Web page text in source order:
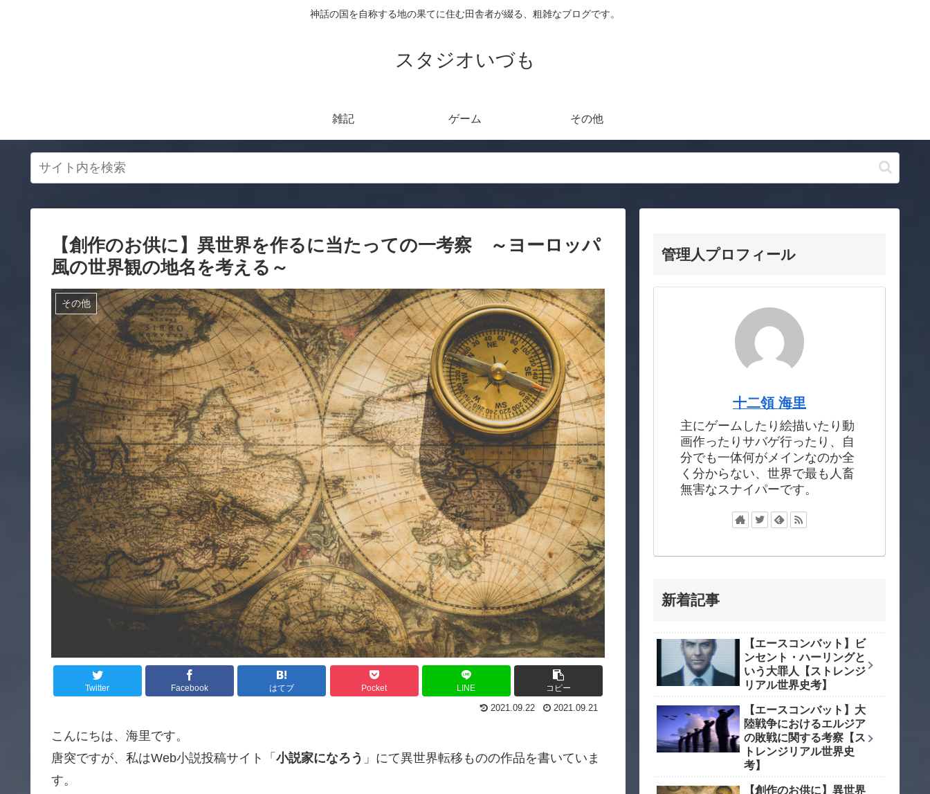
神話の国を自称する地の果てに住む田舎者が綴る、粗雑なブログです。
スタジオいづも
雑記 ゲーム その他
【創作のお供に】異世界を作るに当たっての一考察 ～ヨーロッパ
風の世界観の地名を考える～
その他
Twitter Facebook はてブ Pocket LINE コピー
2021.09.22 2021.09.21
こんにちは、海里です。
唐突ですが、私はWeb小説投稿サイト「 小説家になろう 」にて異世界転移ものの作品を書いていま
す。
管理人プロフィール
十二領 海里
主にゲームしたり絵描いたり動
画作ったりサバゲ行ったり、自
分でも一体何がメインなのか全
く分からない、世界で最も人畜
無害なスナイパーです。
新着記事
【エースコンバット】ビ
ンセント・ハーリングと
いう大罪人【ストレンジ
リアル世界史考】
【エースコンバット】大
陸戦争におけるエルジア
の敗戦に関する考察【ス
トレンジリアル世界史
考】
【創作のお供に】異世界